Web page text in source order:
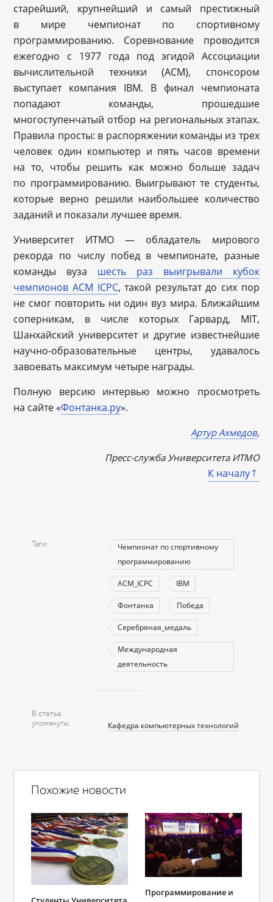
старейший, крупнейший и самый престижный
в мире чемпионат по спортивному
программированию. Соревнование проводится
ежегодно c 1977 года под эгидой Ассоциации
вычислительной техники (ACM), спонсором
выступает компания IBM. В финал чемпионата
попадают команды, прошедшие
многоступенчатый отбор на региональных этапах.
Правила просты: в распоряжении команды из трех
человек один компьютер и пять часов времени
на то, чтобы решить как можно больше задач
по программированию. Выигрывают те студенты,
которые верно решили наибольшее количество
заданий и показали лучшее время.
Университет ИТМО — обладатель мирового
рекорда по числу побед в чемпионате, разные
команды вуза шесть раз выигрывали кубок
чемпионов ACM ICPC, такой результат до сих пор
не смог повторить ни один вуз мира. Ближайшим
соперникам, в числе которых Гарвард, MIT,
Шанхайский университет и другие известнейшие
научно-образовательные центры, удавалось
завоевать максимум четыре награды.
Полную версию интервью можно просмотреть
на сайте «Фонтанка.ру».
Артур Ахмедов,
Пресс-служба Университета ИТМО
К началу
Теги
Чемпионат по спортивному
программированию
ACM_ICPC IBM
Фонтанка Победа
Серебряная_медаль
Международная
деятельность
В статье
упомянуты
Кафедра компьютерных технологий
Похожие новости
Программирование и